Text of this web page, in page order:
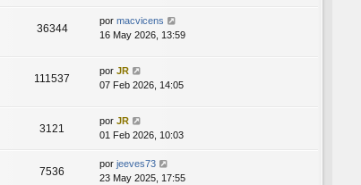
36344
por macvicens
16 May 2026, 13:59
111537
por JR
07 Feb 2026, 14:05
3121
por JR
01 Feb 2026, 10:03
7536
por jeeves73
23 May 2025, 17:55